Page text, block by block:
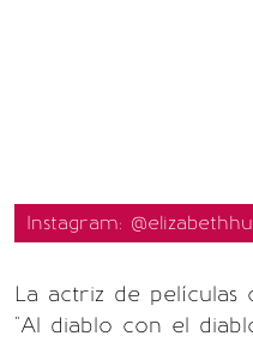
Instagram:
La actriz de películas
"Al diablo con el